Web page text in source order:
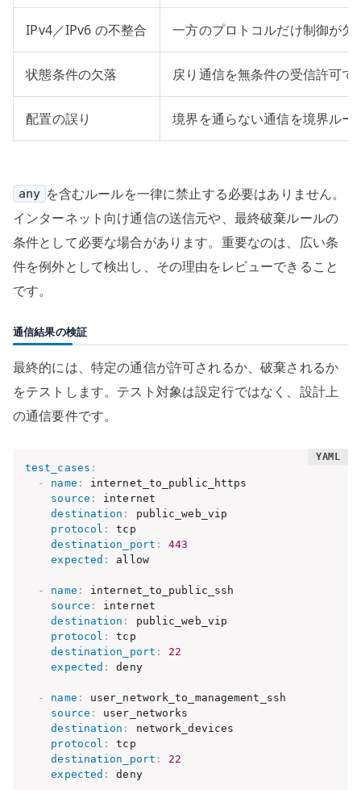
IPv4／IPv6 の不整合 一方のプロトコルだけ制御が欠
状態条件の欠落 戻り通信を無条件の受信許可で
配置の誤り 境界を通らない通信を境界ルー
any を含むルールを一律に禁止する必要はありません。
インターネット向け通信の送信元や、最終破棄ルールの
条件として必要な場合があります。重要なのは、広い条
件を例外として検出し、その理由をレビューできること
です。
通信結果の検証
最終的には、特定の通信が許可されるか、破棄されるか
をテストします。テスト対象は設定行ではなく、設計上
の通信要件です。
test_cases :
-
name :
internet_to_public_https
source :
internet
destination :
public_web_vip
protocol :
tcp
destination_port :
443
expected : allow
- name :
internet_to_public_ssh
source :
internet
destination :
public_web_vip
protocol :
tcp
destination_port :
22
expected : deny
- name :
user_network_to_management_ssh
source :
user_networks
destination :
network_devices
protocol :
tcp
destination_port :
22
expected : deny